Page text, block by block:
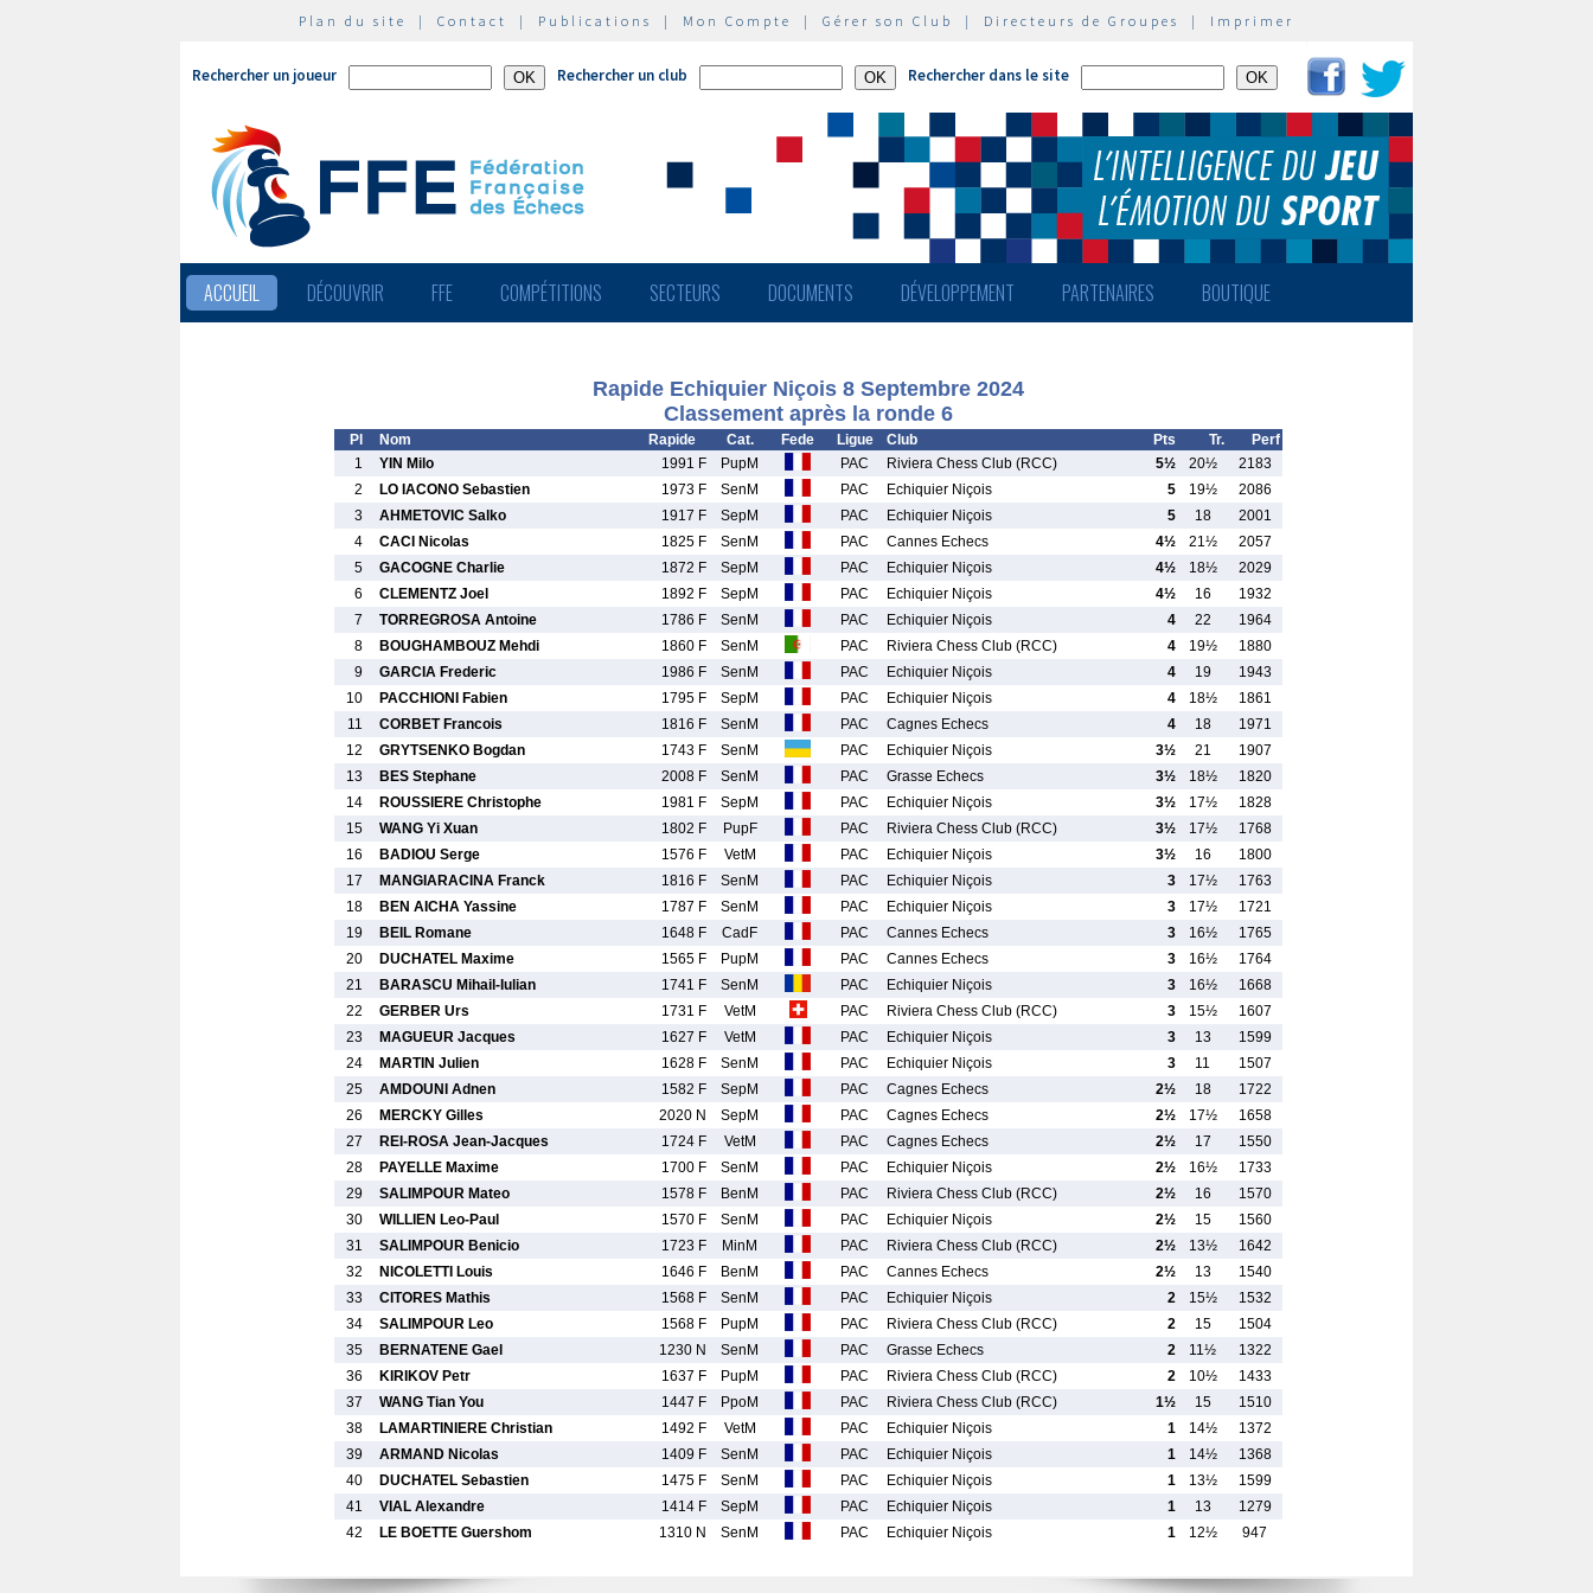
Plan du site | Contact | Publications | Mon Compte | Gérer son Club | Directeurs de Groupes | Imprimer
Rechercher un joueur Rechercher un club Rechercher dans le site
ACCUEIL DÉCOUVRIR FFE COMPÉTITIONS SECTEURS DOCUMENTS DÉVELOPPEMENT PARTENAIRES BOUTIQUE
Rapide Echiquier Niçois 8 Septembre 2024
Classement après la ronde 6
Pl Nom Rapide Cat. Fede Ligue Club Pts Tr.
Perf
1
YIN Milo 1991 F PupM PAC Riviera Chess Club (RCC) 5½ 20½
2183
2
LO IACONO Sebastien 1973 F SenM PAC Echiquier Niçois 5 19½
2086
3
AHMETOVIC Salko 1917 F SepM PAC Echiquier Niçois 5 18
2001
4
CACI Nicolas 1825 F SenM PAC Cannes Echecs 4½ 21½
2057
5
GACOGNE Charlie 1872 F SepM PAC Echiquier Niçois 4½ 18½
2029
6
CLEMENTZ Joel 1892 F SepM PAC Echiquier Niçois 4½ 16
1932
7
TORREGROSA Antoine 1786 F SenM PAC Echiquier Niçois 4 22
1964
8
BOUGHAMBOUZ Mehdi 1860 F SenM PAC Riviera Chess Club (RCC) 4 19½
1880
9
GARCIA Frederic 1986 F SenM PAC Echiquier Niçois 4 19
1943
10
PACCHIONI Fabien 1795 F SepM PAC Echiquier Niçois 4 18½
1861
11
CORBET Francois 1816 F SenM PAC Cagnes Echecs 4 18
1971
12
GRYTSENKO Bogdan 1743 F SenM PAC Echiquier Niçois 3½ 21
1907
13
BES Stephane 2008 F SenM PAC Grasse Echecs 3½ 18½
1820
14
ROUSSIERE Christophe 1981 F SepM PAC Echiquier Niçois 3½ 17½
1828
15
WANG Yi Xuan 1802 F PupF PAC Riviera Chess Club (RCC) 3½ 17½
1768
16
BADIOU Serge 1576 F VetM PAC Echiquier Niçois 3½ 16
1800
17
MANGIARACINA Franck 1816 F SenM PAC Echiquier Niçois 3 17½
1763
18
BEN AICHA Yassine 1787 F SenM PAC Echiquier Niçois 3 17½
1721
19
BEIL Romane 1648 F CadF PAC Cannes Echecs 3 16½
1765
20
DUCHATEL Maxime 1565 F PupM PAC Cannes Echecs 3 16½
1764
21
BARASCU Mihail-Iulian 1741 F SenM PAC Echiquier Niçois 3 16½
1668
22
GERBER Urs 1731 F VetM PAC Riviera Chess Club (RCC) 3 15½
1607
23
MAGUEUR Jacques 1627 F VetM PAC Echiquier Niçois 3 13
1599
24
MARTIN Julien 1628 F SenM PAC Echiquier Niçois 3 11
1507
25
AMDOUNI Adnen 1582 F SepM PAC Cagnes Echecs 2½ 18
1722
26
MERCKY Gilles 2020 N SepM PAC Cagnes Echecs 2½ 17½
1658
27
REI-ROSA Jean-Jacques 1724 F VetM PAC Cagnes Echecs 2½ 17
1550
28
PAYELLE Maxime 1700 F SenM PAC Echiquier Niçois 2½ 16½
1733
29
SALIMPOUR Mateo 1578 F BenM PAC Riviera Chess Club (RCC) 2½ 16
1570
30
WILLIEN Leo-Paul 1570 F SenM PAC Echiquier Niçois 2½ 15
1560
31
SALIMPOUR Benicio 1723 F MinM PAC Riviera Chess Club (RCC) 2½ 13½
1642
32
NICOLETTI Louis 1646 F BenM PAC Cannes Echecs 2½ 13
1540
33
CITORES Mathis 1568 F SenM PAC Echiquier Niçois 2 15½
1532
34
SALIMPOUR Leo 1568 F PupM PAC Riviera Chess Club (RCC) 2 15
1504
35
BERNATENE Gael 1230 N SenM PAC Grasse Echecs 2 11½
1322
36
KIRIKOV Petr 1637 F PupM PAC Riviera Chess Club (RCC) 2 10½
1433
37
WANG Tian You 1447 F PpoM PAC Riviera Chess Club (RCC) 1½ 15
1510
38
LAMARTINIERE Christian 1492 F VetM PAC Echiquier Niçois 1 14½
1372
39
ARMAND Nicolas 1409 F SenM PAC Echiquier Niçois 1 14½
1368
40
DUCHATEL Sebastien 1475 F SenM PAC Echiquier Niçois 1 13½
1599
41
VIAL Alexandre 1414 F SepM PAC Echiquier Niçois 1 13
1279
42
LE BOETTE Guershom 1310 N SenM PAC Echiquier Niçois 1 12½ 947